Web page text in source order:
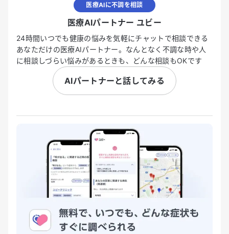
医療AIに不調を相談
医療AIパートナー ユビー
24時間いつでも健康の悩みを気軽にチャットで相談できる
あなただけの医療AIパートナー。なんとなく不調な時や人
に相談しづらい悩みがあるときも、どんな相談もOKです
AIパートナーと話してみる